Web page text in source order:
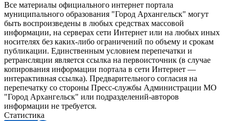
Все материалы официального интернет портала
муниципального образования "Город Архангельск" могут
быть воспроизведены в любых средствах массовой
информации, на серверах сети Интернет или на любых иных
носителях без каких-либо ограничений по объему и срокам
публикации. Единственным условием перепечатки и
ретрансляции является ссылка на первоисточник (в случае
копирования информации портала в сети Интернет —
интерактивная ссылка). Предварительного согласия на
перепечатку со стороны Пресс-службы Администрации МО
"Город Архангельск" или подразделений-авторов
информации не требуется.
Статистика